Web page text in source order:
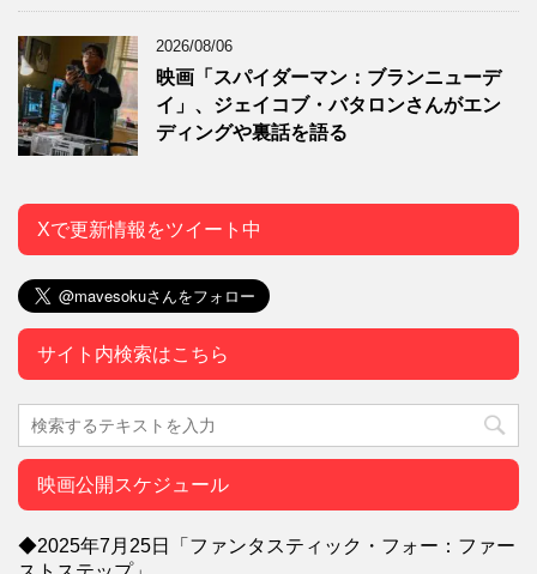
2026/08/06
映画「スパイダーマン：ブランニューデ
イ」、ジェイコブ・バタロンさんがエン
ディングや裏話を語る
Xで更新情報をツイート中
サイト内検索はこちら
映画公開スケジュール
◆2025年7月25日「ファンタスティック・フォー：ファー
ストステップ」